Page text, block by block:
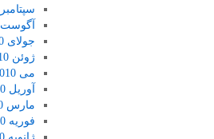
سپتامبر 2010
آگوست 2010
جولای 2010
ژوئن 2010
می 2010
آوریل 2010
مارس 2010
فوریه 2010